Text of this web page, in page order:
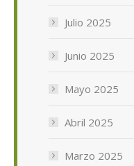
Julio 2025
Junio 2025
Mayo 2025
Abril 2025
Marzo 2025